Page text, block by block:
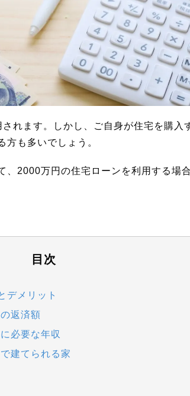
れます。しかし、ご自身が住宅を購入
も多いでしょう。
2000万円の住宅ローンを利用する場
目次
デメリット
返済額
必要な年収
建てられる家